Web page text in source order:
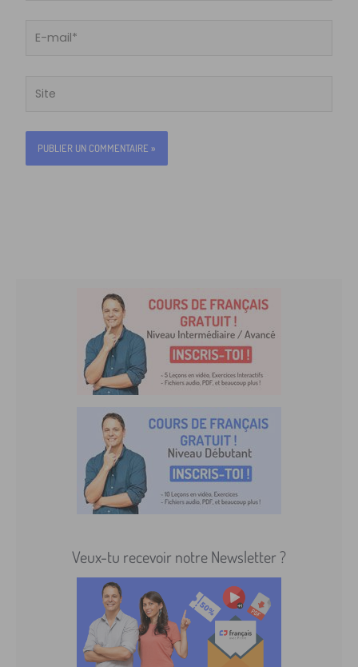
E-
Site
Veux-tu recevoir notre Newsletter ?